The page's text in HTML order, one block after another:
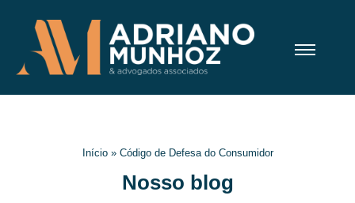
Início» Código de Defesa do Consumidor
Nosso blog